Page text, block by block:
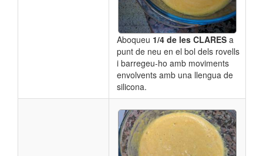
Aboqueu 1/4 de les CLARESa
punt de neu en el bol dels rovells
i barregeu-ho amb moviments
envolvents amb una llengua de
silicona.